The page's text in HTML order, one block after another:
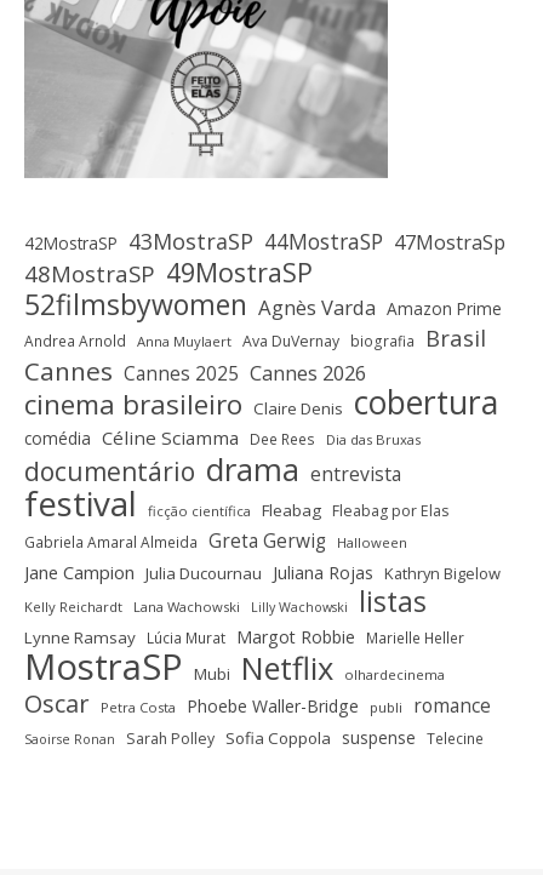
42MostraSP 43MostraSP 44MostraSP 47MostraSp
48MostraSP 49MostraSP
52filmsbywomen Agnès Varda Amazon Prime
Andrea Arnold Anna Muylaert Ava DuVernay biografia Brasil
Cannes Cannes 2025 Cannes 2026
cinema brasileiro Claire Denis cobertura
comédia Céline Sciamma Dee Rees Dia das Bruxas
documentário drama entrevista
festival ficção científica Fleabag Fleabag por Elas
Gabriela Amaral Almeida Greta Gerwig Halloween
Jane Campion Julia Ducournau Juliana Rojas Kathryn Bigelow
Kelly Reichardt Lana Wachowski Lilly Wachowski listas
Lynne Ramsay Lúcia Murat Margot Robbie Marielle Heller
MostraSP Mubi Netflix olhardecinema
Oscar Petra Costa Phoebe Waller-Bridge publi romance
Saoirse Ronan Sarah Polley Sofia Coppola suspense Telecine